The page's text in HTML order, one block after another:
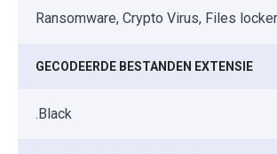
Ransomware, Crypto Virus, Files locker
GECODEERDE BESTANDEN EXTENSIE
.Black